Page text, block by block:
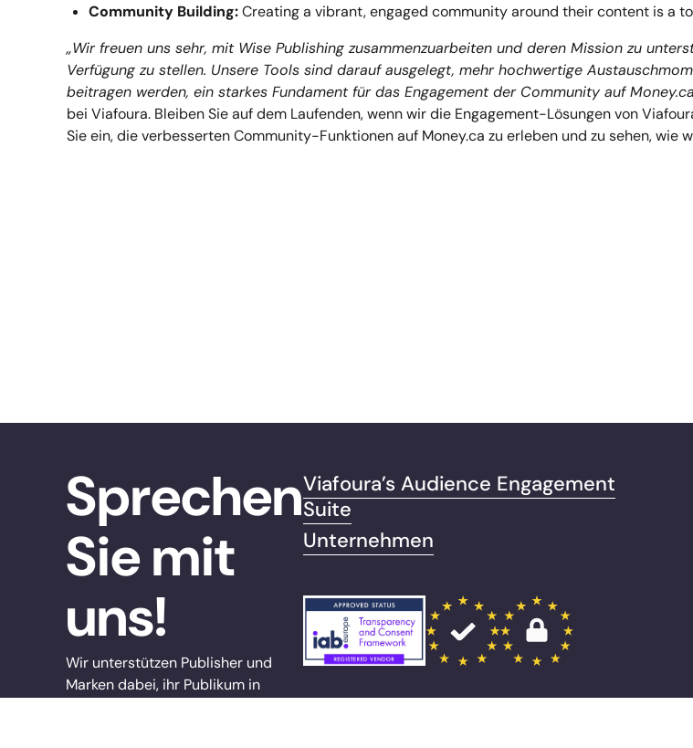
Community Building:Creating a vibrant, engaged community around their content is a
„Wir freuen uns sehr, mit Wise Publishing zusammenzuarbeiten und deren Mission zu
Verfügung zu stellen. Unsere Tools sind darauf ausgelegt, mehr hochwertige
beitragen werden, ein starkes Fundament für das Engagement der Community auf Money.ca
bei Viafoura. Bleiben Sie auf dem Laufenden, wenn wir die Engagement-Lösungen von
Sie ein, die verbesserten Community-Funktionen auf Money.ca zu erleben und zu sehen,
Sprechen
Sie mit
uns!
Wir unterstützen Publisher und
Marken dabei, ihr Publikum in
Viafoura’s Audience Engagement
Suite
Unternehmen